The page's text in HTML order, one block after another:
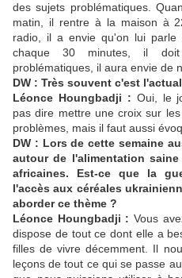
des sujets problématiques.
matin, il rentre à la maison à
radio, il a envie qu'on lui parle
chaque 30 minutes, il
problématiques, il aura envie de
DW : Très souvent c'est
Léonce Houngbadji : Oui, le
pas dire mettre une croix sur
problèmes, mais il faut aussi
DW : Lors de cette semaine
autour de l'alimentation
africaines. Est-ce que la
l'accès aux céréales
aborder ce thème ?
Léonce Houngbadji :Vous
dispose de tout ce dont elle a
filles de vivre décemment. Il
leçons de tout ce qui se passe